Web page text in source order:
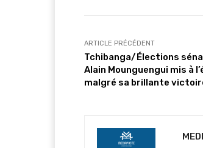
ARTICLE PRÉCÉDENT
Tchibanga/Élections
Alain Mounguengui mis à
malgré sa brillante